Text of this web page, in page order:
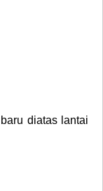
diatas lantai